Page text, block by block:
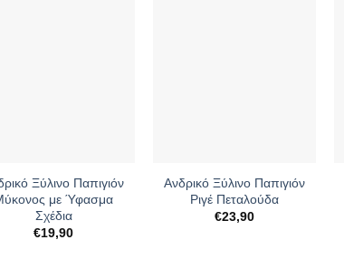
Ξύλινο Παπιγιόν
με Ύφασμα
Σχέδια
€19,90
Ανδρικό Ξύλινο Παπιγιόν
Ριγέ Πεταλούδα
€23,90